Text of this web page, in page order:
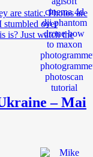
are static. Photos are
stumbled over
is? Just watch the
– Mai